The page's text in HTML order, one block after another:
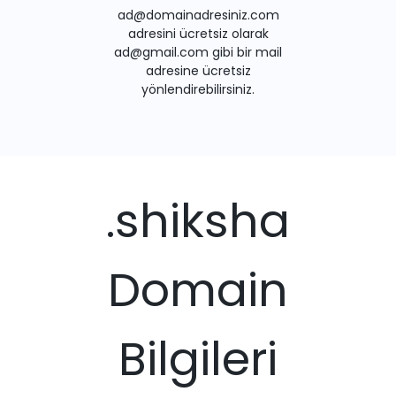
ad@domainadresiniz.com
adresini ücretsiz olarak
ad@gmail.com gibi bir mail
adresine ücretsiz
yönlendirebilirsiniz.
.shiksha
Domain
Bilgileri